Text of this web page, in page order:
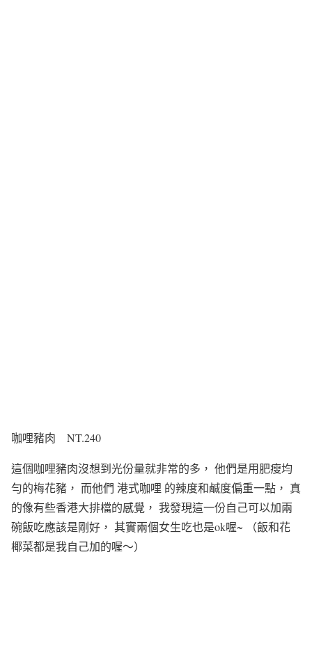
咖哩豬肉 NT.240
這個咖哩豬肉沒想到光份量就非常的多， 他們是用肥瘦均
勻的梅花豬， 而他們 港式咖哩 的辣度和鹹度偏重一點， 真
的像有些香港大排檔的感覺， 我發現這一份自己可以加兩
碗飯吃應該是剛好， 其實兩個女生吃也是ok喔~
（飯和花
椰菜都是我自己加的喔～）